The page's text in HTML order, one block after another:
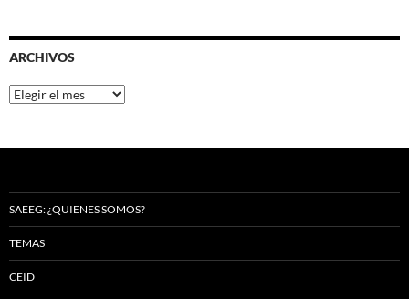
ARCHIVOS
Archivos
SAEEG: ¿QUIENES SOMOS?
TEMAS
CEID